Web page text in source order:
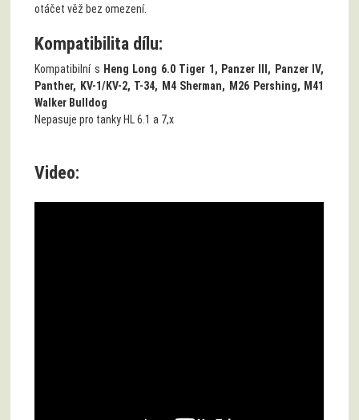
otáčet věž bez omezení.
Kompatibilita dílu:
Kompatibilní s Heng Long 6.0 Tiger 1, Panzer III, Panzer IV,
Panther, KV-1/KV-2, T-34, M4 Sherman, M26 Pershing, M41
Walker Bulldog
Nepasuje pro tanky HL 6.1 a 7,x
Video: